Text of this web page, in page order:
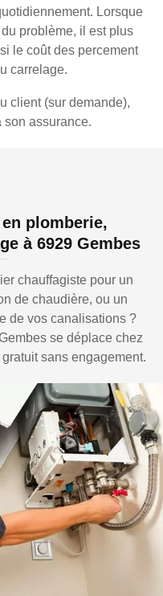
Lorsque
problème, il est plus
le coût des percement
carrelage.
client (sur demande),
son assurance.
plomberie,
à 6929 Gembes
chauffagiste pour un
de chaudière, ou un
de vos canalisations ?
se déplace chez
sans engagement.